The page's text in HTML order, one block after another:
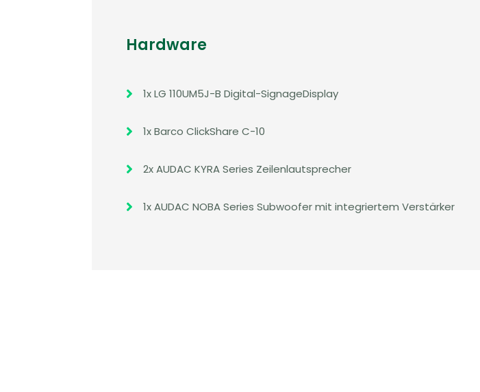
Hardware
 1x LG 110UM5J-B Digital-SignageDisplay
 1x Barco ClickShare C-10
 2x AUDAC KYRA Series Zeilenlautsprecher
 1x AUDAC NOBA Series Subwoofer mit integriertem Verstärker